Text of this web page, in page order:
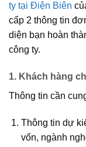
ty tại Điện Biên
cấp 2 thông tin
diện bạn hoàn
công ty.
1. Khách hàng
Thông tin cần
Thông tin dự
vốn, ngành